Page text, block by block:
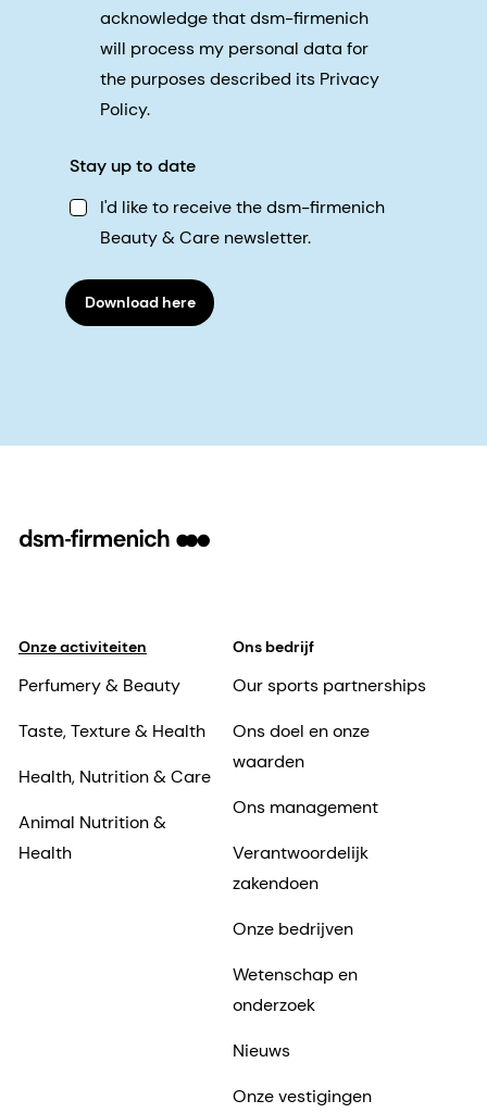
acknowledge that dsm-firmenich
will process my personal data for
the purposes described its Privacy
Policy.
Stay up to date
I'd like to receive the dsm-firmenich
Beauty & Care newsletter.
Download here
Onze activiteiten
Perfumery & Beauty
Taste, Texture & Health
Health, Nutrition & Care
Animal Nutrition &
Health
Ons bedrijf
Our sports partnerships
Ons doel en onze
waarden
Ons management
Verantwoordelijk
zakendoen
Onze bedrijven
Wetenschap en
onderzoek
Nieuws
Onze vestigingen